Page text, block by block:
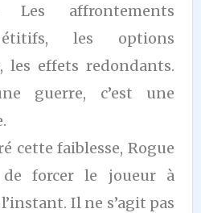
Les affrontements
les options
les effets redondants.
guerre, c’est une
cette faiblesse, Rogue
de forcer le joueur à
Il ne s’agit pas